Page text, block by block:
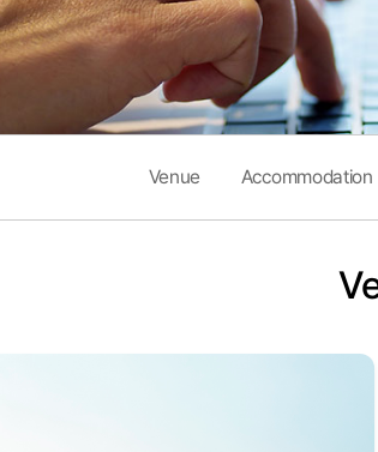
Venue Accommodation